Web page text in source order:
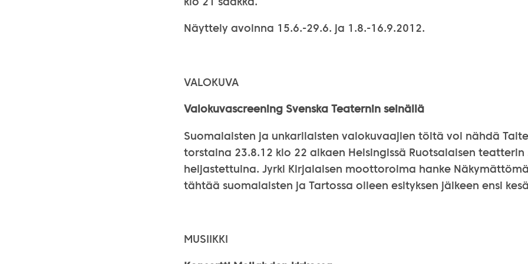
klo 21 saakka.
Näyttely avoinna 15.6.-29.6. ja 1.8.-16.9.2012.
VALOKUVA
Valokuvascreening Svenska Teaternin seinällä
Suomalaisten ja unkarilaisten valokuvaajien töitä voi nähdä
torstaina 23.8.12 klo 22 alkaen Helsingissä Ruotsalaisen teatterin
heijastettuina. Jyrki Kirjalaisen moottoroima hanke
tähtää suomalaisten ja Tartossa olleen esityksen jälkeen ensi
MUSIIKKI